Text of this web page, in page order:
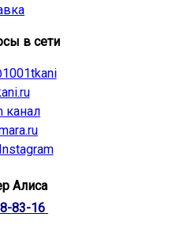
в сети
канал
Алиса
83-16